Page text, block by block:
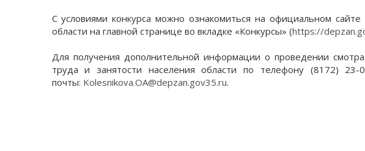
С условиями конкурса можно ознакомиться на официальном
области на главной странице во вкладке «Конкурсы» (https://
Для получения дополнительной информации о проведении
труда и занятости населения области по телефону (8172)
почты: Kolesnikova.OA@depzan.gov35.ru.